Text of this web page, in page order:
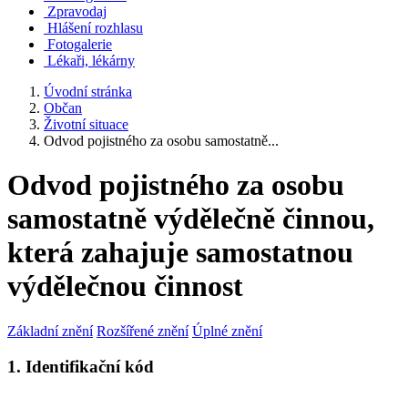
Zpravodaj
Hlášení rozhlasu
Fotogalerie
Lékaři, lékárny
Úvodní stránka
Občan
Životní situace
Odvod pojistného za osobu samostatně...
Odvod pojistného za osobu
samostatně výdělečně činnou,
která zahajuje samostatnou
výdělečnou činnost
Základní znění Rozšířené znění Úplné znění
1. Identifikační kód